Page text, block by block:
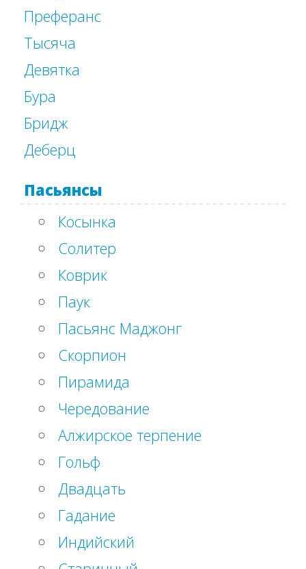
Преферанс
Тысяча
Девятка
Бура
Бридж
Деберц
Пасьянсы
Косынка
Солитер
Коврик
Паук
Пасьянс Маджонг
Скорпион
Пирамида
Чередование
Алжирское терпение
Гольф
Двадцать
Гадание
Индийский